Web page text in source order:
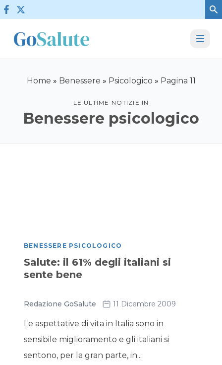
Vai al contenuto
LE ULTIME NOTIZIE IN
Benessere psicologico
Home » Benessere » Psicologico » Pagina 11
BENESSERE PSICOLOGICO
Salute: il 61% degli italiani si
sente bene
Redazione GoSalute 11 Dicembre 2009
Le aspettative di vita in Italia sono in
sensibile miglioramento e gli italiani si
sentono, per la gran parte, in...